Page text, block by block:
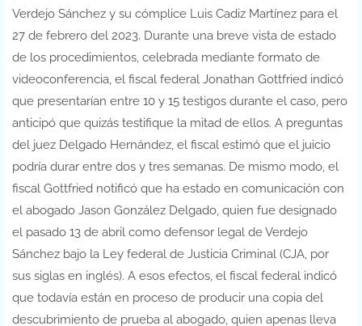
Verdejo Sánchez y su cómplice Luis Cadiz Martínez para el
27 de febrero del 2023. Durante una breve vista de estado
de los procedimientos, celebrada mediante formato de
videoconferencia, el fiscal federal Jonathan Gottfried indicó
que presentarían entre 10 y 15 testigos durante el caso, pero
anticipó que quizás testifique la mitad de ellos. A preguntas
del juez Delgado Hernández, el fiscal estimó que el juicio
podría durar entre dos y tres semanas. De mismo modo, el
fiscal Gottfried notificó que ha estado en comunicación con
el abogado Jason González Delgado, quien fue designado
el pasado 13 de abril como defensor legal de Verdejo
Sánchez bajo la Ley federal de Justicia Criminal (CJA, por
sus siglas en inglés). A esos efectos, el fiscal federal indicó
que todavía están en proceso de producir una copia del
descubrimiento de prueba al abogado, quien apenas lleva